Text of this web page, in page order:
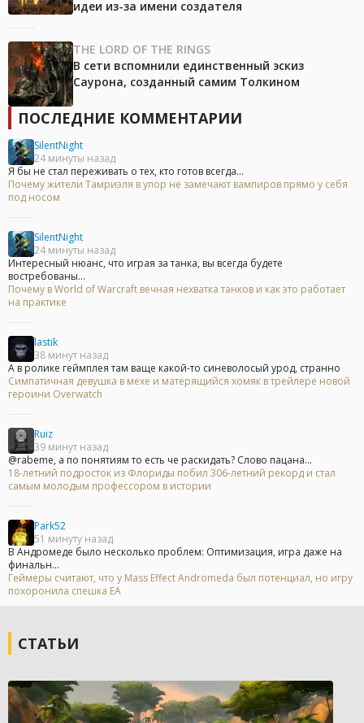
идеи из-за имени создателя
THE LORD OF THE RINGS
В сети вспомнили единственный эскиз
Саурона, созданный самим Толкином
ПОСЛЕДНИЕ КОММЕНТАРИИ
SilentNight
24 минуты назад
Я бы не стал переживать о тех, кто готов всегда...
Почему жители Тамриэля в упор не замечают вампиров прямо у себя
под носом
SilentNight
24 минуты назад
Интересный нюанс, что играя за танка, вы всегда будете
востребованы...
Почему в World of Warcraft вечная нехватка танков и как это работает
на практике
lastik
38 минут назад
А в ролике геймплея там ваще какой-то синеволосый урод, странно
Симпатичная девушка в мехе и матерящийся хомяк в трейлере новой
героини Overwatch
Ruiz
39 минут назад
@rabeme, а по понятиям то есть че раскидать? Слово пацана...
18-летний подросток из Флориды побил 306-летний рекорд и стал
самым молодым профессором в истории
Park52
51 минуту назад
В Андромеде было несколько проблем: Оптимизация, игра даже на
финальн...
Геймеры считают, что у Mass Effect Andromeda был потенциал, но игру
похоронила спешка EA
СТАТЬИ